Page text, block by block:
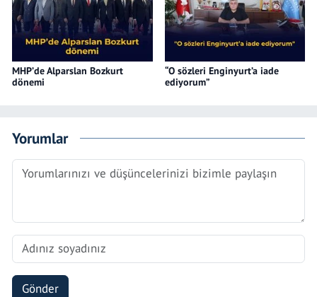
MHP’de Alparslan Bozkurt
dönemi
“O sözleri Enginyurt’a iade
ediyorum”
Yorumlar
Gönder